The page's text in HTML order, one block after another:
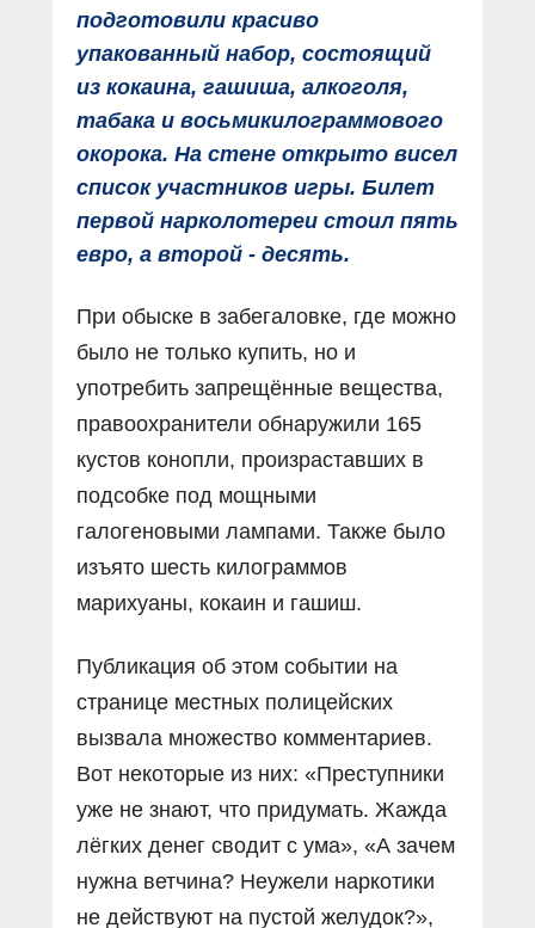
подготовили красиво
упакованный набор, состоящий
из кокаина, гашиша, алкоголя,
табака и восьмикилограммового
окорока. На стене открыто висел
список участников игры. Билет
первой нарколотереи стоил пять
евро, а второй - десять.
При обыске в забегаловке, где можно
было не только купить, но и
употребить запрещённые вещества,
правоохранители обнаружили 165
кустов конопли, произраставших в
подсобке под мощными
галогеновыми лампами. Также было
изъято шесть килограммов
марихуаны, кокаин и гашиш.
Публикация об этом событии на
странице местных полицейских
вызвала множество комментариев.
Вот некоторые из них: «Преступники
уже не знают, что придумать. Жажда
лёгких денег сводит с ума», «А зачем
нужна ветчина? Неужели наркотики
не действуют на пустой желудок?»,